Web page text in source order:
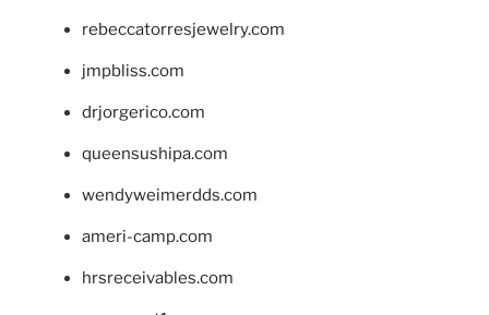
rebeccatorresjewelry.com
jmpbliss.com
drjorgerico.com
queensushipa.com
wendyweimerdds.com
ameri-camp.com
hrsreceivables.com